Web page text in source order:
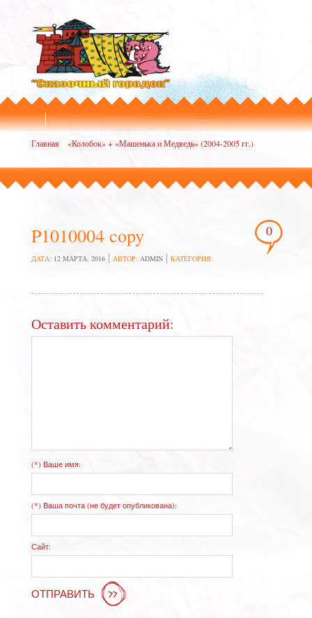
Главная «Колобок» + «Машенька и Медведь» (2004-2005 гг.)
P1010004 copy
ДАТА: 12 МАРТА, 2016 АВТОР: ADMIN КАТЕГОРИЯ:
0
Оставить комментарий:
(*) Ваше имя:
(*) Ваша почта (не будет опубликована):
Сайт:
ОТПРАВИТЬ